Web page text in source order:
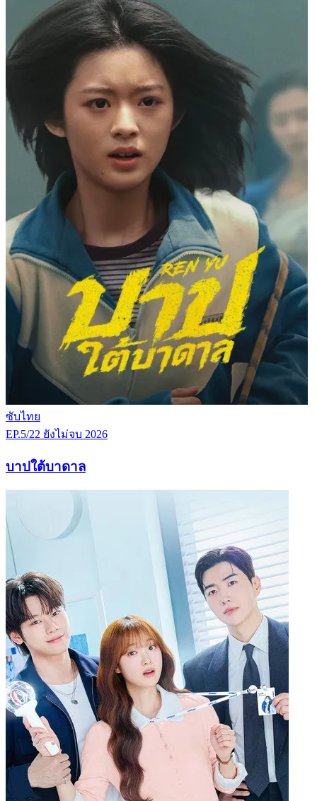
ซับไทย
EP.5/22 ยังไม่จบ 2026
บาปใต้บาดาล